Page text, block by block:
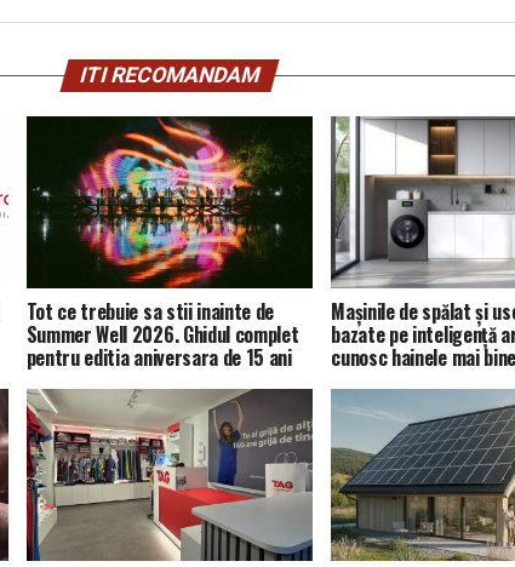
ITI RECOMANDAM
Tot ce trebuie sa stii inainte de
Summer Well 2026. Ghidul complet
pentru editia aniversara de 15 ani
Mașinile de spălat și
bazate pe inteligență
cunosc hainele mai